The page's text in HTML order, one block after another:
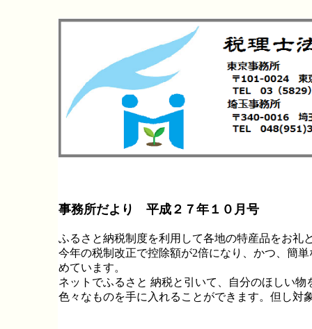
事務所だより 平成２７年１０月号
ふるさと納税制度を利用して各地の特産品をお礼
今年の税制改正で控除額が2倍になり、かつ、簡
めています。
ネットでふるさと 納税と引いて、自分のほしい
色々なものを手に入れることができます。但し対